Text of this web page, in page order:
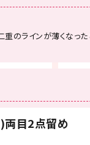
のラインが薄くなっ
両目2点留め